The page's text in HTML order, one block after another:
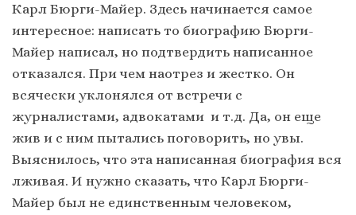
Карл Бюрги-Майер. Здесь начинается самое
интересное: написать то биографию Бюрги-
Майер написал, но подтвердить написанное
отказался. При чем наотрез и жестко. Он
всячески уклонялся от встречи с
журналистами, адвокатами и т.д. Да, он еще
жив и с ним пытались поговорить, но увы.
Выяснилось, что эта написанная биография вся
лживая. И нужно сказать, что Карл Бюрги-
Майер был не единственным человеком,